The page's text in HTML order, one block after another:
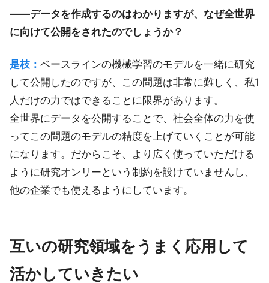
――データを作成するのはわかりますが、なぜ全世界
に向けて公開をされたのでしょうか？
是枝： ベースラインの機械学習のモデルを一緒に研究
して公開したのですが、この問題は非常に難しく、私1
人だけの力ではできることに限界があります。
全世界にデータを公開することで、社会全体の力を使
ってこの問題のモデルの精度を上げていくことが可能
になります。だからこそ、より広く使っていただける
ように研究オンリーという制約を設けていませんし、
他の企業でも使えるようにしています。
互いの研究領域をうまく応用して
活かしていきたい